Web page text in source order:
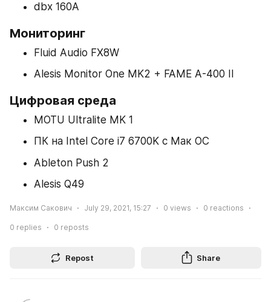
dbx 160A
Мониторинг
Fluid Audio FX8W
Alesis Monitor One MK2 + FAME A-400 II
Цифровая среда
MOTU Ultralite MK 1
ПК на Intel Core i7 6700K с Мак ОС
Ableton Push 2
Alesis Q49
Максим Сакович July 29, 2021, 15:27 0 views 0 reactions
0 replies 0 reposts
Repost Share